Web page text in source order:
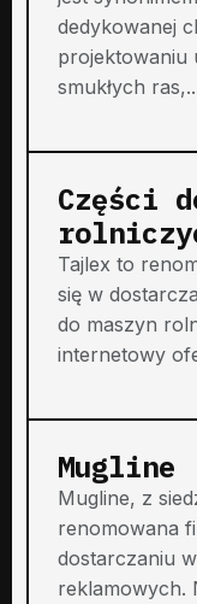
dedykowanej
projektowaniu
smukłych
Części
Tajlex to
się w
do maszyn
internetowy
Mugline
Mugline, z
renomowana
dostarczaniu
reklamowych.